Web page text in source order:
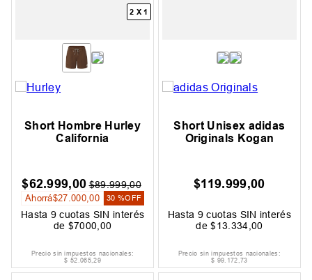
2 X 1
Short Hombre Hurley
California
$62.999,00 $89.999,00
Ahorrá$27 .000 ,00 30 %OFF
Hasta 9 cuotas SIN interés
de $7000 00
Precio sin impuestos nacionales:
$ 52.065,29
Short Unisex adidas
Originals Kogan
$119.999,00
Hasta 9cuotas SIN interés
de$13 334 00
Precio sin impuestos nacionales:
$ 99. 172,73